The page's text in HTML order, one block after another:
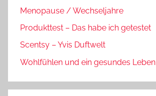
Menopause / Wechseljahre
Produkttest – Das habe ich getestet
Scentsy – Yvis Duftwelt
Wohlfühlen und ein gesundes Leben